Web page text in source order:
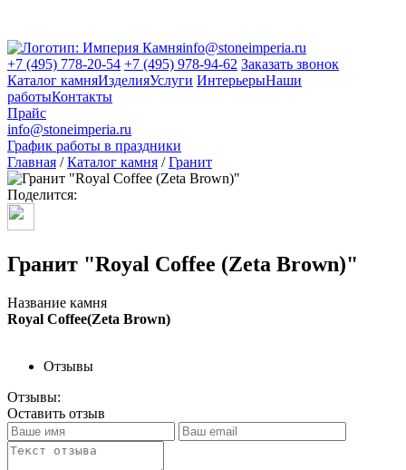
info@stoneimperia.ru
+7 (495) 778-20-54 +7 (495) 978-94-62 Заказать звонок
Каталог камняИзделияУслуги ИнтерьерыНаши
работыКонтакты
Прайс
info@stoneimperia.ru
График работы в праздники
Главная / Каталог камня / Гранит
Поделится:
Гранит "Royal Coffee (Zeta Brown)"
Название камня
Royal Coffee(Zeta Brown)
Отзывы
Отзывы:
Оставить отзыв